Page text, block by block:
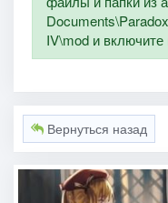
IV\mod и
Вернуться назад